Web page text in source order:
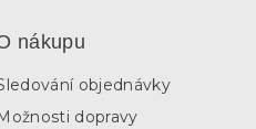
nákupu
objednávky
dopravy